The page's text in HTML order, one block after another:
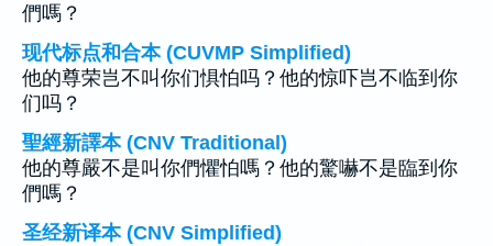
們嗎？
现代标点和合本 (CUVMP Simplified)
他的尊荣岂不叫你们惧怕吗？他的惊吓岂不临到你
们吗？
聖經新譯本 (CNV Traditional)
他的尊嚴不是叫你們懼怕嗎？他的驚嚇不是臨到你
們嗎？
圣经新译本 (CNV Simplified)